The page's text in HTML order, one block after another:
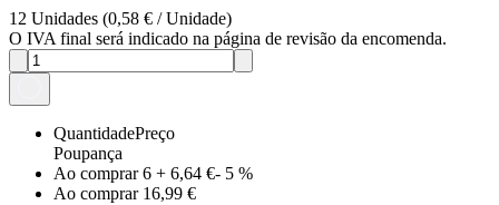
12 Unidades (0,58 € /Unidade)
O IVA final será indicado na página de revisão da encomenda.
QuantidadePreço
Poupança
Ao comprar 6 + 6,64 €- 5 %
Ao comprar 16,99 €